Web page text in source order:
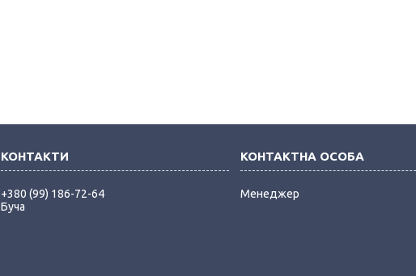
+380 (99) 186-72-64
Буча
Менеджер